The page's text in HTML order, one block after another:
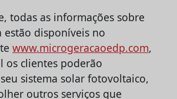
todas as informações sobre
estão disponíveis no
www.microgeracaoedp.com,
os clientes poderão
sistema solar fotovoltaico,
outros serviços que